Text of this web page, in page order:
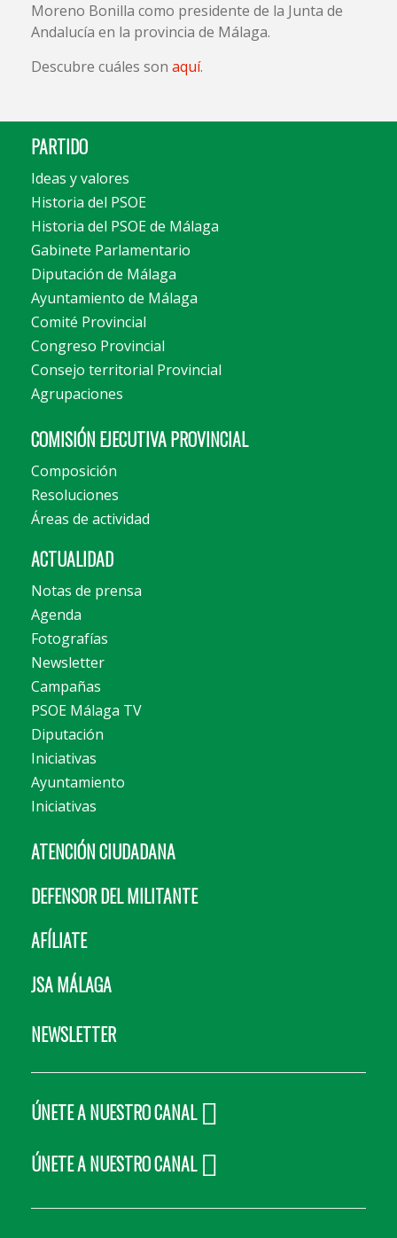
Moreno Bonilla como presidente de la Junta de
Andalucía en la provincia de Málaga.
Descubre cuáles son aquí.
PARTIDO
Ideas y valores
Historia del PSOE
Historia del PSOE de Málaga
Gabinete Parlamentario
Diputación de Málaga
Ayuntamiento de Málaga
Comité Provincial
Congreso Provincial
Consejo territorial Provincial
Agrupaciones
COMISIÓN EJECUTIVA PROVINCIAL
Composición
Resoluciones
Áreas de actividad
ACTUALIDAD
Notas de prensa
Agenda
Fotografías
Newsletter
Campañas
PSOE Málaga TV
Diputación
Iniciativas
Ayuntamiento
Iniciativas
ATENCIÓN CIUDADANA
DEFENSOR DEL MILITANTE
AFÍLIATE
JSA MÁLAGA
NEWSLETTER
ÚNETE A NUESTRO CANAL
ÚNETE A NUESTRO CANAL